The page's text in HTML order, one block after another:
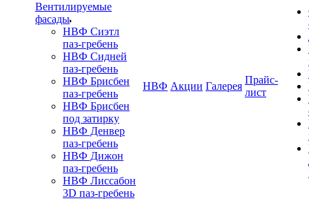
Вентилируемые
фасады
НВФ Сиэтл
паз-гребень
НВФ Сидней
паз-гребень
НВФ Брисбен
паз-гребень
НВФ Брисбен
под затирку
НВФ Денвер
паз-гребень
НВФ Дижон
паз-гребень
НВФ Лиссабон
3D паз-гребень
НВФ Акции Галерея
Прайс-
лист